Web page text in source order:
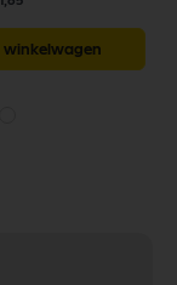
winkelwagen